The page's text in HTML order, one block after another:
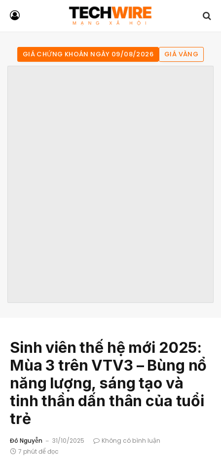
GIÁ CHỨNG KHOÁN NGÀY 09/08/2026 GIÁ VÀNG
Sinh viên thế hệ mới 2025:
Mùa 3 trên VTV3 – Bùng nổ
năng lượng, sáng tạo và
tinh thần dấn thân của tuổi
trẻ
Đô Nguyễn 31/10/2025
Không có bình luận
7 phút để đọc